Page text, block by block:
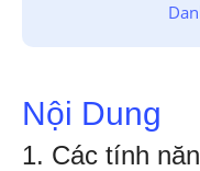
Nội Dung
1. Các tính